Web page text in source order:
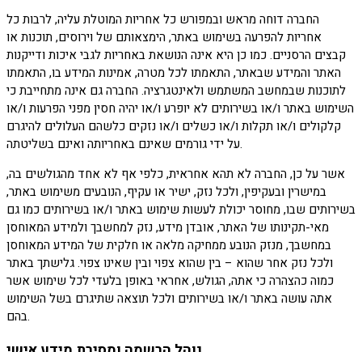
החברה דוחה מראש ובמפורש כל אחריות המוטלת עליה, לרבות כל
אחריות להפרעה בשימוש באתר, הימצאותם של וירוסים, תוכנות או
קבצים הרסניים. כמו כן היא אינה הנושאת באחריות לגבי איכות ודייקנות
האתר והמידע שבאתר, התאמתו לכל מטרה, אמינות המידע בו, התאמתו
לתוכנות שבמחשב המשתמש ולאינטגרציה. החברה גם אינה מתחייבת כי
השימוש באתר ו/או בשירותים לא יופרע ו/או יהיה חסין מפני הפרעות ו/או
קלקולים ו/או תקלות ו/או כשלים ו/או נזקים כלשהם העלולים להיגרם
על ידי גורמים שאינם באחריותה ואינם בשליטתה.
אשר על כן, החברה לא תהא אחראית, כלפי אף לא אחד מהגולשים בה,
במישרין ובעקיפין, ולכל נזק, ישיר או עקיף, הנובעים משימוש באתר,
בשירותים שבו, מחוסר יכולת לעשות שימוש באתר ו/או בשירותים כמו גם
מאי-תקינותו של האתר, אובדן מידע, נזק למחשבך ולמידע המאוחסן
במחשבך, מנזק הנובע ממחיקה מלאה או חלקית של המידע המאוחסן
ולכל נזק אחר שהוא – בין שהוא צפוי ובין שאינו צפוי. גלישתך באתר
כמוה כהצהרה כי אתה, הגולש, אחראי באופן בלעדי לכל שימוש אשר
אתה עושה באתר ו/או בשירותים ולכל תוצאה שתיגרם בשל השימוש
בהם.